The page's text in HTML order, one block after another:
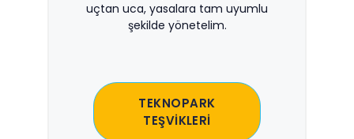
uçtan uca, yasalara tam uyumlu
şekilde yönetelim.
TEKNOPARK
TEŞVİKLERİ